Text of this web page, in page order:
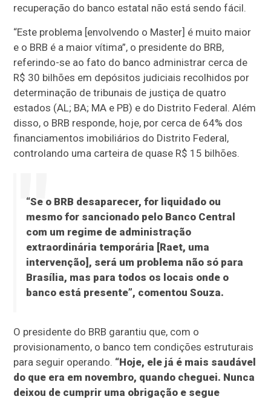
recuperação do banco estatal não está sendo fácil.
“Este problema [envolvendo o Master] é muito maior
e o BRB é a maior vítima”, o presidente do BRB,
referindo-se ao fato do banco administrar cerca de
R$ 30 bilhões em depósitos judiciais recolhidos por
determinação de tribunais de justiça de quatro
estados (AL; BA; MA e PB) e do Distrito Federal. Além
disso, o BRB responde, hoje, por cerca de 64% dos
financiamentos imobiliários do Distrito Federal,
controlando uma carteira de quase R$ 15 bilhões.
“Se o BRB desaparecer, for liquidado ou
mesmo for sancionado pelo Banco Central
com um regime de administração
extraordinária temporária [Raet, uma
intervenção], será um problema não só para
Brasília, mas para todos os locais onde o
banco está presente”, comentou Souza.
O presidente do BRB garantiu que, com o
provisionamento, o banco tem condições estruturais
para seguir operando. “Hoje, ele já é mais saudável
do que era em novembro, quando cheguei. Nunca
deixou de cumprir uma obrigação e segue